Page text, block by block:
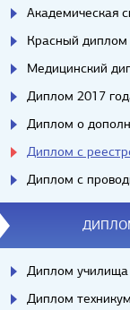
Академическая
Красный диплом
Медицинский
Диплом 2017
Диплом о
Диплом с
Диплом с
Диплом училища
Диплом